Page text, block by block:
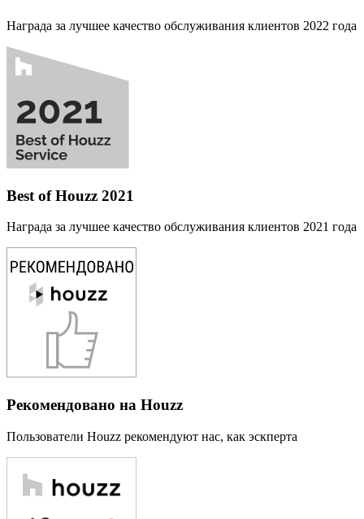
Награда за лучшее качество обслуживания клиентов 2022 года
Best of Houzz 2021
Награда за лучшее качество обслуживания клиентов 2021 года
Рекомендовано на Houzz
Пользователи Houzz рекомендуют нас, как эскперта